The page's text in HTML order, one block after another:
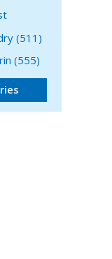
(511)
(555)